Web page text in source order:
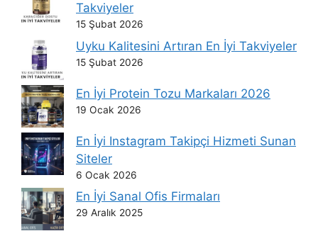
Takviyeler
15 Şubat 2026
Uyku Kalitesini Artıran En İyi Takviyeler
15 Şubat 2026
En İyi Protein Tozu Markaları 2026
19 Ocak 2026
En İyi Instagram Takipçi Hizmeti Sunan
Siteler
6 Ocak 2026
En İyi Sanal Ofis Firmaları
29 Aralık 2025